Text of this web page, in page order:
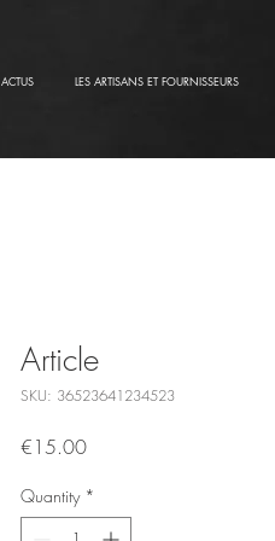
ACTUS LES ARTISANS ET FOURNISSEURS
Article
SKU: 36523641234523
€15.00Price
Quantity *